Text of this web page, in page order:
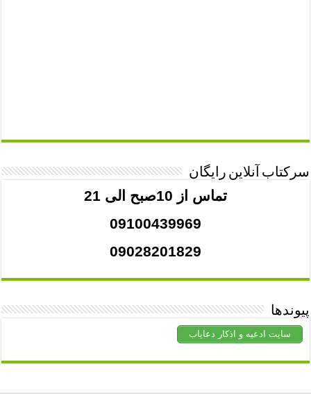
سرکتاب آنلاین رایگان
تماس از 10صبح الی 21
09100439969
09028201829
پیوندها
سایت ادعیه و اذکار دعایاب